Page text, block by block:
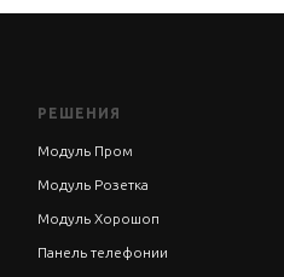
РЕШЕНИЯ
Модуль Пром
Модуль Розетка
Модуль Хорошоп
Панель телефонии